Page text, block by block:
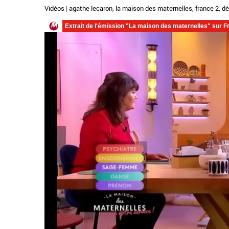
Vidéos | agathe lecaron, la maison des maternelles, france 2,